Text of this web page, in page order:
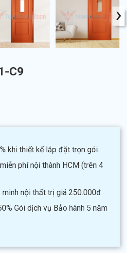
›
C9
khi thiết kế lắp đặt trọn gói.
phí nội thành HCM (trên 4
nội thất trị giá 250.000đ.
Gói dịch vụ Bảo hành 5 năm